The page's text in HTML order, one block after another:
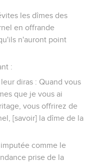
les dîmes des
en offrande
n'auront point
:
diras : Quand vous
que je vous ai
vous offrirez de
[savoir] la dîme de la
comme le
prise de la